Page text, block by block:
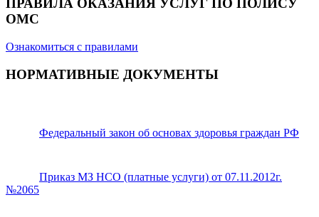
ПРАВИЛА ОКАЗАНИЯ УСЛУГ ПО ПОЛИСУ
ОМС
Ознакомиться с правилами
НОРМАТИВНЫЕ ДОКУМЕНТЫ
Федеральный закон об основах здоровья граждан РФ
Приказ МЗ НСО (платные услуги) от 07.11.2012г.
№2065